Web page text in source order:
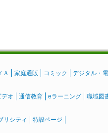
Ａ 家庭通販 コミック デジタル・
デオ 通信教育 eラーニング 職域図
リシティ 特設ページ